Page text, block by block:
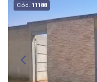
Cód. 11188